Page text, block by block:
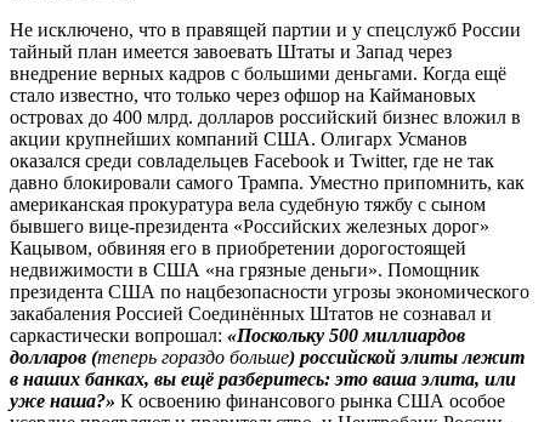
Не исключено, что в правящей партии и у спецслужб России
тайный план имеется завоевать Штаты и Запад через
внедрение верных кадров с большими деньгами. Когда ещё
стало известно, что только через офшор на Каймановых
островах до 400 млрд. долларов российский бизнес вложил в
акции крупнейших компаний США. Олигарх Усманов
оказался среди совладельцев Facebook и Twitter, где не так
давно блокировали самого Трампа. Уместно припомнить, как
американская прокуратура вела судебную тяжбу с сыном
бывшего вице-президента «Российских железных дорог»
Кацывом, обвиняя его в приобретении дорогостоящей
недвижимости в США «на грязные деньги». Помощник
президента США по нацбезопасности угрозы экономического
закабаления Россией Соединённых Штатов не сознавал и
саркастически вопрошал: «Поскольку 500 миллиардов
долларов (теперь гораздо больше) российской элиты лежит
в наших банках, вы ещё разберитесь: это ваша элита, или
уже наша?» К освоению финансового рынка США особое